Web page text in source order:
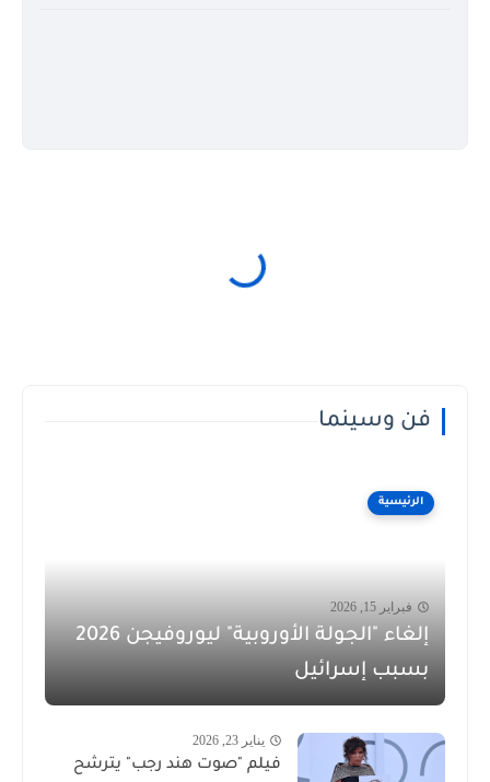
فن وسينما
الرئيسية
فبراير 15, 2026
إلغاء "الجولة الأوروبية" ليوروفيجن 2026
بسبب إسرائيل
يناير 23, 2026
فيلم "صوت هند رجب" يترشح